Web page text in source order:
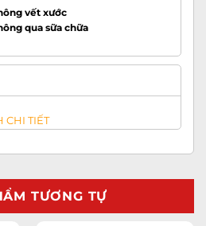
vết xước
qua sữa chữa
CHI TIẾT
TƯƠNG TỰ